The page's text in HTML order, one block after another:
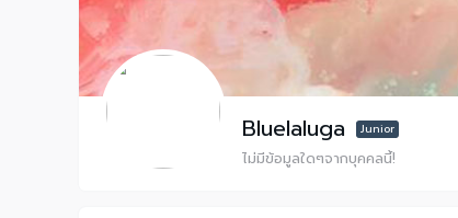
Bluelaluga Junior
ไม่มีข้อมูลใดๆจากบุคคลนี้!